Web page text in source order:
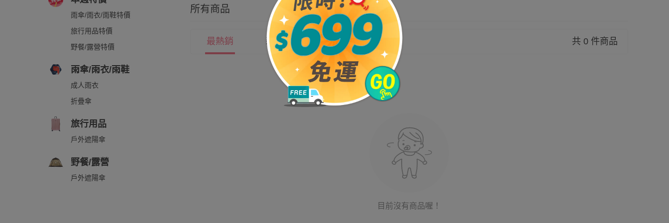
雨傘/雨衣/雨鞋特價
旅行用品特價
野餐/露營特價
雨傘/雨衣/雨鞋
成人雨衣
折疊傘
旅行用品
戶外遮陽傘
野餐/露營
戶外遮陽傘
所有商品
最熱銷 新上市 價格 共 0 件商品
目前沒有商品喔！